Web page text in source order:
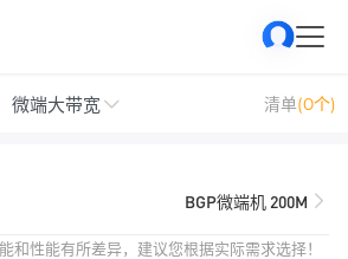
微端大带宽 清单(0个)
BGP微端机 200M
和性能有所差异，建议您根据实际需求选择！